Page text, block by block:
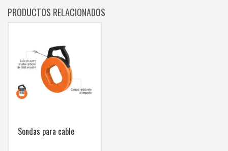
PRODUCTOS RELACIONADOS
Sondas para cable